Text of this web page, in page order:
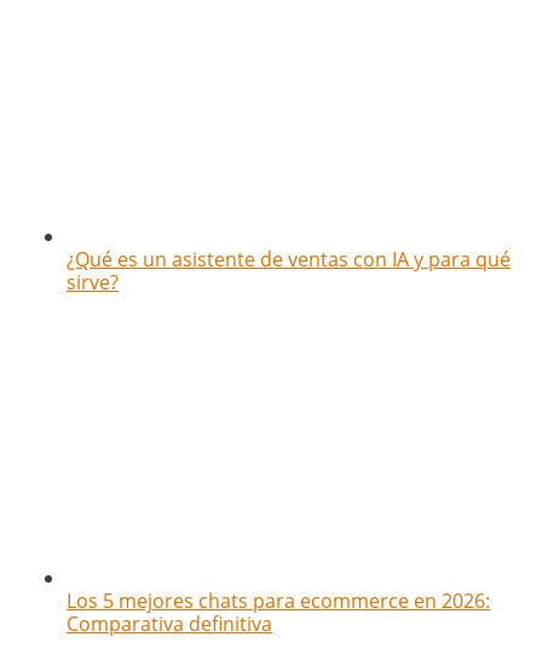
¿Qué es un asistente de ventas con IA y para qué
sirve?
Los 5 mejores chats para ecommerce en 2026:
Comparativa definitiva